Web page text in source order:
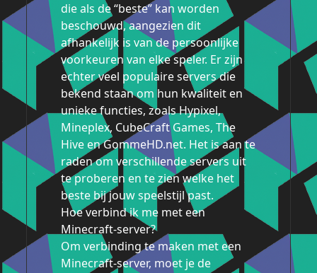
die als de “beste” kan worden
beschouwd, aangezien dit
afhankelijk is van de persoonlijke
voorkeuren van elke speler. Er zijn
echter veel populaire servers die
bekend staan om hun kwaliteit en
unieke functies, zoals Hypixel,
Mineplex, CubeCraft Games, The
Hive en GommeHD.net. Het is aan te
raden om verschillende servers uit
te proberen en te zien welke het
beste bij jouw speelstijl past.
Hoe verbind ik me met een
Minecraft-server?
Om verbinding te maken met een
Minecraft-server, moet je de